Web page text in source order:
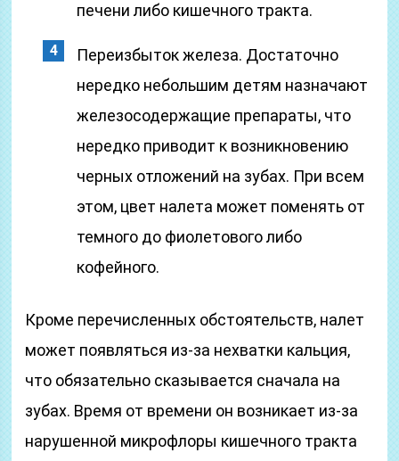
печени либо кишечного тракта.
Переизбыток железа. Достаточно
нередко небольшим детям назначают
железосодержащие препараты, что
нередко приводит к возникновению
черных отложений на зубах. При всем
этом, цвет налета может поменять от
темного до фиолетового либо
кофейного.
Кроме перечисленных обстоятельств, налет
может появляться из-за нехватки кальция,
что обязательно сказывается сначала на
зубах. Время от времени он возникает из-за
нарушенной микрофлоры кишечного тракта